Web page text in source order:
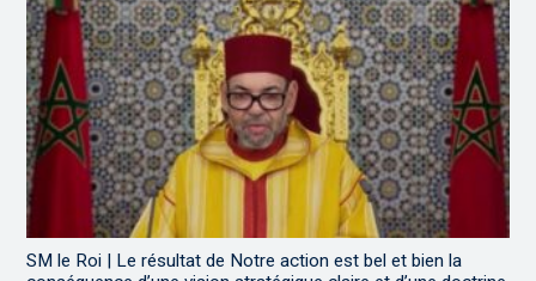
SM le Roi | Le résultat de Notre action est bel et bien la